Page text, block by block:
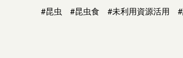
#昆虫 #昆虫食 #未利用資源活用